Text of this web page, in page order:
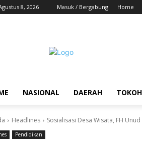
8, 2026 Masuk / Bergabung Home
NASIONAL DAERAH TOKOH
Headlines Sosialisasi Desa Wisata, FH
Pendidikan